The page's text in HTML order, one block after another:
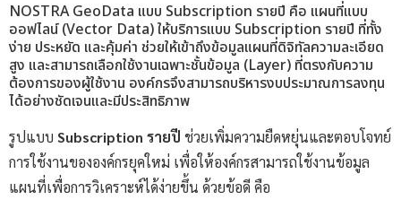
NOSTRA GeoData แบบ Subscription รายปี คือ แผนที่แบบ
ออฟไลน์ (Vector Data) ให้บริการแบบ Subscription รายปี ที่ทั้ง
ง่าย ประหยัด และคุ้มค่า ช่วยให้เข้าถึงข้อมูลแผนที่ดิจิทัลความละเอียด
สูง และสามารถเลือกใช้งานเฉพาะชั้นข้อมูล (Layer) ที่ตรงกับความ
ต้องการของผู้ใช้งาน องค์กรจึงสามารถบริหารงบประมาณการลงทุน
ได้อย่างชัดเจนและมีประสิทธิภาพ
รูปแบบ Subscription รายปี ช่วยเพิ่มความยืดหยุ่นและตอบโจทย์
การใช้งานขององค์กรยุคใหม่ เพื่อให้องค์กรสามารถใช้งานข้อมูล
แผนที่เพื่อการวิเคราะห์ได้ง่ายขึ้น ด้วยข้อดี คือ